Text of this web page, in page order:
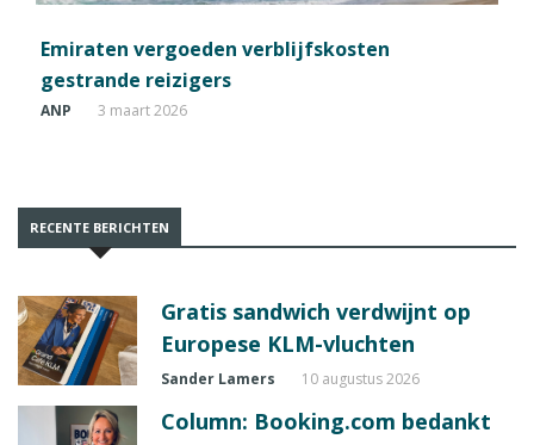
Emiraten vergoeden verblijfskosten
gestrande reizigers
ANP 3 maart 2026
RECENTE BERICHTEN
Gratis sandwich verdwijnt op
Europese KLM-vluchten
Sander Lamers 10 augustus 2026
Column: Booking.com bedankt